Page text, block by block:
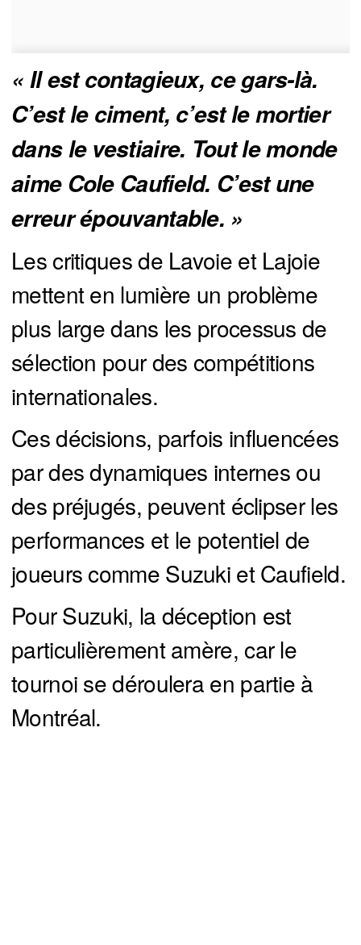
« Il est contagieux, ce gars-là.
C’est le ciment, c’est le mortier
dans le vestiaire. Tout le monde
aime Cole Caufield. C’est une
erreur épouvantable. »
Les critiques de Lavoie et Lajoie
mettent en lumière un problème
plus large dans les processus de
sélection pour des compétitions
internationales.
Ces décisions, parfois influencées
par des dynamiques internes ou
des préjugés, peuvent éclipser les
performances et le potentiel de
joueurs comme Suzuki et Caufield.
Pour Suzuki, la déception est
particulièrement amère, car le
tournoi se déroulera en partie à
Montréal.